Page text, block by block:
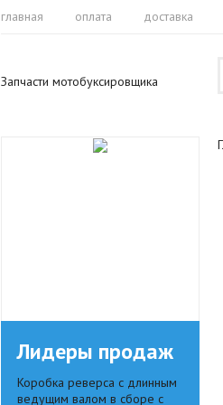
главная оплата доставка
Запчасти мотобуксировщика
Лидеры продаж
Коробка реверса с длинным
ведущим валом в сборе с